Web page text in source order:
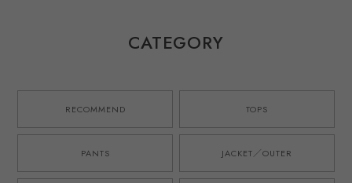
XL オレンジ/黒 サ
マーシャツ 夏服
ストック生地を使
ブルー 日本製 ゴ
ブランド M-52モ
W34~36
を使用したタック
ショーツ ハーフパ
本製 ゴムウエスト
オリジナルブラン
ド M-52モデル 実
寸W34~36
CATEGORY
RECOMMEND TOPS
PANTS JACKET／OUTER